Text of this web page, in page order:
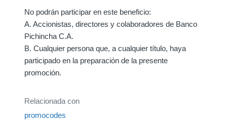
No podrán participar en este beneficio:
A. Accionistas, directores y colaboradores de Banco
Pichincha C.A.
B. Cualquier persona que, a cualquier título, haya
participado en la preparación de la presente
promoción.
Relacionada con
promocodes